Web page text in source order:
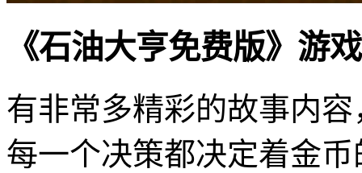
《石油大亨免费版》游
有非常多精彩的故事内
每一个决策都决定着金